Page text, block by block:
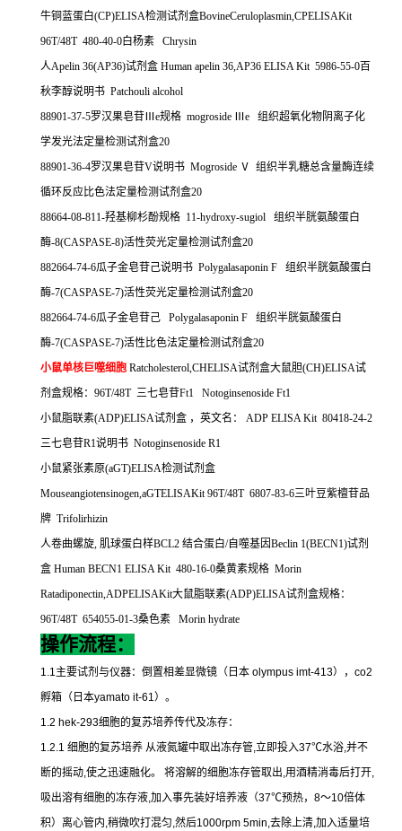
牛铜蓝蛋白(CP)ELISA检测试剂盒BovineCeruloplasmin,CPELISAKit
96T/48T 480-40-0白杨素
Chrysin
人Apelin 36(AP36)试剂盒 Human apelin 36,AP36 ELISA Kit 5986-55-0百
秋李醇说明书 Patchouli alcohol
88901-37-5罗汉果皂苷Ⅲ e规格 mogroside e 组织超氧化物阴离子化
学发光法定量检测试剂盒20
88901-36-4罗汉果皂苷V说明书 Mogroside Ⅴ 组织半乳糖总含量酶连续
循环反应比色法定量检测试剂盒20
88664-08-811-羟基柳杉酚规格 11-hydroxy-sugiol 组织半胱氨酸蛋白
酶-8(CASPASE-8)活性荧光定量检测试剂盒20
882664-74-6瓜子金皂苷己说明书 Polygalasaponin F 组织半胱氨酸蛋白
酶-7(CASPASE-7)活性荧光定量检测试剂盒20
882664-74-6瓜子金皂苷己 Polygalasaponin F 组织半胱氨酸蛋白
酶-7(CASPASE-7)活性比色法定量检测试剂盒20
小鼠单核巨噬细胞 Ratcholesterol,CHELISA试剂盒大鼠胆(CH)ELISA试
剂盒规格： 96T/48T 三七皂苷Ft1
Notoginsenoside Ft1
小鼠脂联素(ADP)ELISA试剂盒 ，英文名：
ADP ELISA Kit 80418-24-2
三七皂苷R1说明书 Notoginsenoside R1
小鼠紧张素原(aGT)ELISA检测试剂盒
Mouseangiotensinogen,aGTELISAKit 96T/48T 6807-83-6三叶豆紫檀苷品
牌 Trifolirhizin
人卷曲螺旋, 肌球蛋白样BCL2 结合蛋白/自噬基因Beclin 1(BECN1)试剂
盒 Human BECN1 ELISA Kit 480-16-0桑黄素规格 Morin
Ratadiponectin,ADPELISAKit大鼠脂联素(ADP)ELISA试剂盒规格：
96T/48T 654055-01-3桑色素 Morin hydrate
操作流程：
1.1主要试剂与仪器：倒置相差显微镜（日本 olympus imt-413）， co2
孵箱（日本yamato it-61）。
1.2 hek-293细胞的复苏培养传代及冻存：
1.2.1 细胞的复苏培养 从液氮罐中取出冻存管,立即投入37℃水浴,并不
断的摇动,使之迅速融化。 将溶解的细胞冻存管取出,用酒精消毒后打开,
吸出溶有细胞的冻存液,加入事先装好培养液（37℃预热， 8～10倍体
积）离心管内,稍微吹打混匀,然后1000rpm 5min,去除上清,加入适量培